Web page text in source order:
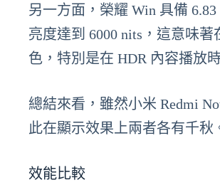
另一方面，榮耀 Win 具備
亮度達到 6000 nits，這意味
色，特別是在 HDR 內容播放時
總結來看，雖然小米 Redmi
此在顯示效果上兩者各有千秋
效能比較